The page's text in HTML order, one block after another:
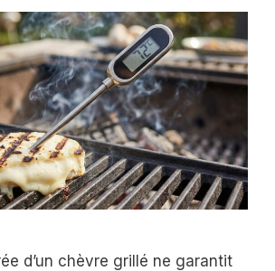
d’un chèvre grillé ne garantit